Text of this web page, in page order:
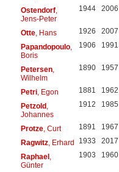
Ostendorf,
Jens-Peter
1944 2006
Otte, Hans 1926 2007
Papandopoulo,
Boris
1906 1991
Petersen,
Wilhelm
1890 1957
Petri, Egon 1881 1962
Petzold,
Johannes
1912 1985
Protze, Curt 1891 1967
Ragwitz, Erhard 1933 2017
Raphael,
Günter
1903 1960